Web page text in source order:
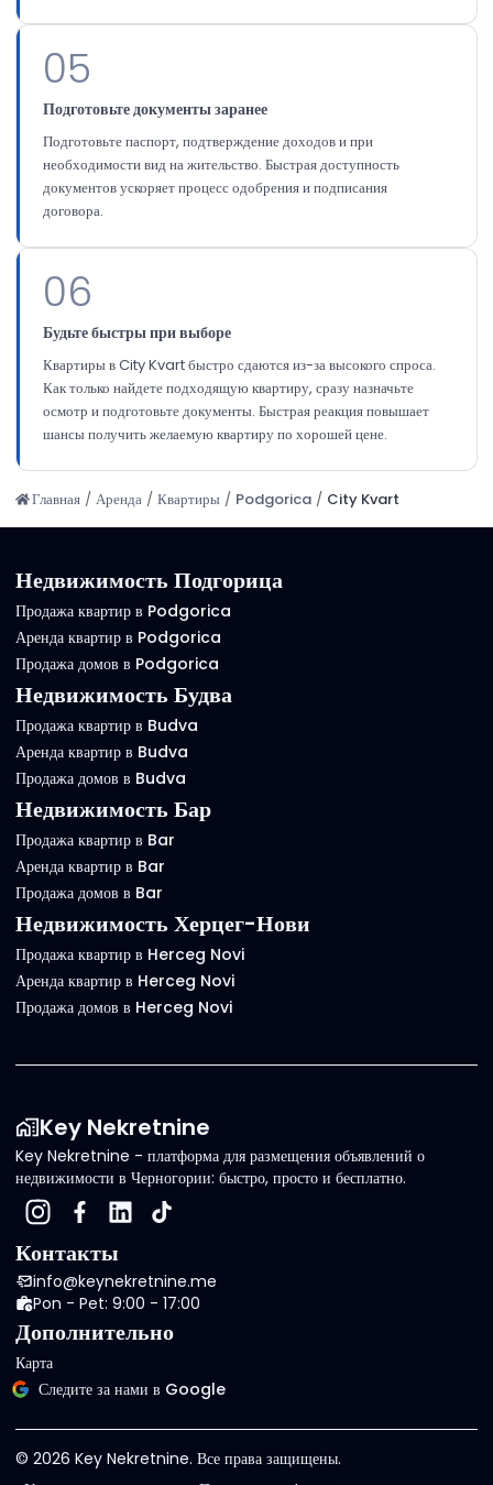
05
Подготовьте документы заранее
Подготовьте паспорт, подтверждение доходов и при
необходимости вид на жительство. Быстрая доступность
документов ускоряет процесс одобрения и подписания
договора.
06
Будьте быстры при выборе
Квартиры в City Kvart быстро сдаются из-за высокого спроса.
Как только найдете подходящую квартиру, сразу назначьте
осмотр и подготовьте документы. Быстрая реакция повышает
шансы получить желаемую квартиру по хорошей цене.
Главная / Аренда / Квартиры / Podgorica / City Kvart
Недвижимость Подгорица
Продажа квартир в Podgorica
Аренда квартир в Podgorica
Продажа домов в Podgorica
Недвижимость Будва
Продажа квартир в Budva
Аренда квартир в Budva
Продажа домов в Budva
Недвижимость Бар
Продажа квартир в Bar
Аренда квартир в Bar
Продажа домов в Bar
Недвижимость Херцег-Нови
Продажа квартир в Herceg Novi
Аренда квартир в Herceg Novi
Продажа домов в Herceg Novi
Key Nekretnine
Key Nekretnine - платформа для размещения объявлений о
недвижимости в Черногории: быстро, просто и бесплатно.
Контакты
info@keynekretnine.me
Pon - Pet: 9:00 - 17:00
Дополнительно
Карта
Следите за нами в Google
© 2026 Key Nekretnine. Все права защищены.